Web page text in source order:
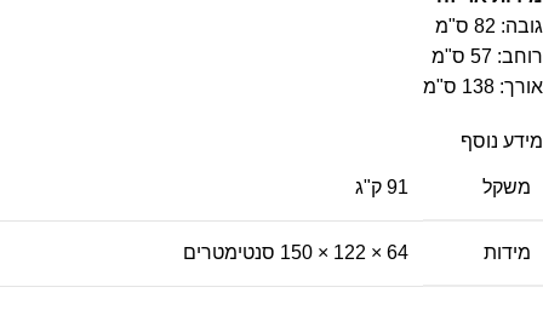
גובה: 82 ס"מ
רוחב: 57 ס"מ
אורך: 138 ס"מ
מידע נוסף
משקל 91 ק"ג
מידות 64 × 122 × 150 סנטימטרים